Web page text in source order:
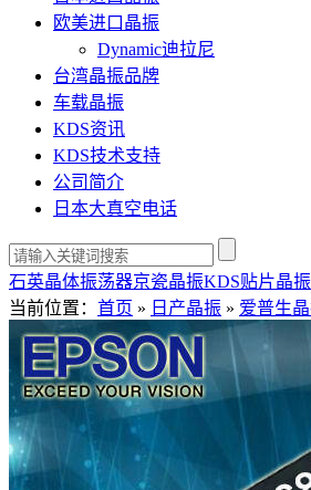
欧美进口晶振
Dynamic迪拉尼
台湾晶振品牌
车载晶振
KDS资讯
KDS技术支持
公司简介
日本大真空电话
石英晶体振荡器京瓷晶振KDS贴片晶振
当前位置： 首页 » 日产晶振 » 爱普生